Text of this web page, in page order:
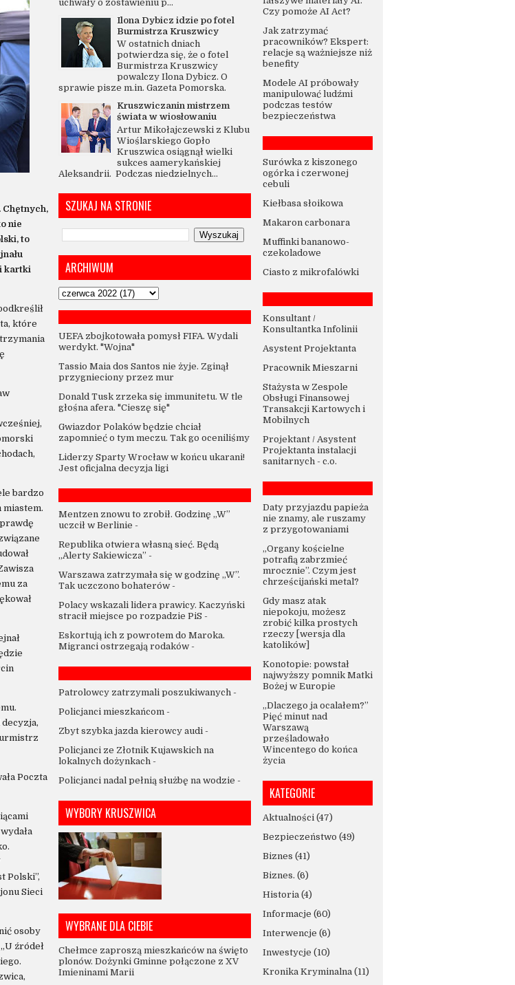
nie
to
kartki
które
bardzo
za
Poczta
Polski”,
Sieci
osoby
źródeł
uchwały o zostawieniu p...
Ilona Dybicz idzie po fotel
Burmistrza Kruszwicy
W ostatnich dniach
potwierdza się, że o fotel
Burmistrza Kruszwicy
powalczy Ilona Dybicz. O
sprawie pisze m.in. Gazeta Pomorska.
Kruszwiczanin mistrzem
świata w wiosłowaniu
Artur Mikołajczewski z Klubu
Wioślarskiego Gopło
Kruszwica osiągnął wielki
sukces aamerykańskiej
Aleksandrii. Podczas niedzielnych...
SZUKAJ NA STRONIE
ARCHIWUM
UEFA zbojkotowała pomysł FIFA. Wydali
werdykt. "Wojna"
Tassio Maia dos Santos nie żyje. Zginął
przygnieciony przez mur
Donald Tusk zrzeka się immunitetu. W tle
głośna afera. "Cieszę się"
Gwiazdor Polaków będzie chciał
zapomnieć o tym meczu. Tak go oceniliśmy
Liderzy Sparty Wrocław w końcu ukarani!
Jest oficjalna decyzja ligi
Mentzen znowu to zrobił. Godzinę „W”
uczcił w Berlinie -
Republika otwiera własną sieć. Będą
„Alerty Sakiewicza” -
Warszawa zatrzymała się w godzinę „W”.
Tak uczczono bohaterów -
Polacy wskazali lidera prawicy. Kaczyński
stracił miejsce po rozpadzie PiS -
Eskortują ich z powrotem do Maroka.
Migranci ostrzegają rodaków -
Patrolowcy zatrzymali poszukiwanych -
Policjanci mieszkańcom -
Zbyt szybka jazda kierowcy audi -
Policjanci ze Złotnik Kujawskich na
lokalnych dożynkach -
Policjanci nadal pełnią służbę na wodzie -
WYBORY KRUSZWICA
WYBRANE DLA CIEBIE
Chełmce zaproszą mieszkańców na święto
plonów. Dożynki Gminne połączone z XV
Imieninami Marii
Czy pomoże AI Act?
Jak zatrzymać
pracowników? Ekspert:
relacje są ważniejsze niż
benefity
Modele AI próbowały
manipulować ludźmi
podczas testów
bezpieczeństwa
Surówka z kiszonego
ogórka i czerwonej
cebuli
Kiełbasa słoikowa
Makaron carbonara
Muffinki bananowo-
czekoladowe
Ciasto z mikrofalówki
Konsultant /
Konsultantka Infolinii
Asystent Projektanta
Pracownik Mieszarni
Stażysta w Zespole
Obsługi Finansowej
Transakcji Kartowych i
Mobilnych
Projektant / Asystent
Projektanta instalacji
sanitarnych - c.o.
Daty przyjazdu papieża
nie znamy, ale ruszamy
z przygotowaniami
„Organy kościelne
potrafią zabrzmieć
mrocznie”. Czym jest
chrześcijański metal?
Gdy masz atak
niepokoju, możesz
zrobić kilka prostych
rzeczy [wersja dla
katolików]
Konotopie: powstał
najwyższy pomnik Matki
Bożej w Europie
„Dlaczego ja ocalałem?”
Pięć minut nad
Warszawą
prześladowało
Wincentego do końca
życia
KATEGORIE
Aktualności (47)
Bezpieczeństwo (49)
Biznes (41)
Biznes. (6)
Historia (4)
Informacje (60)
Interwencje (6)
Inwestycje (10)
Kronika Kryminalna (11)